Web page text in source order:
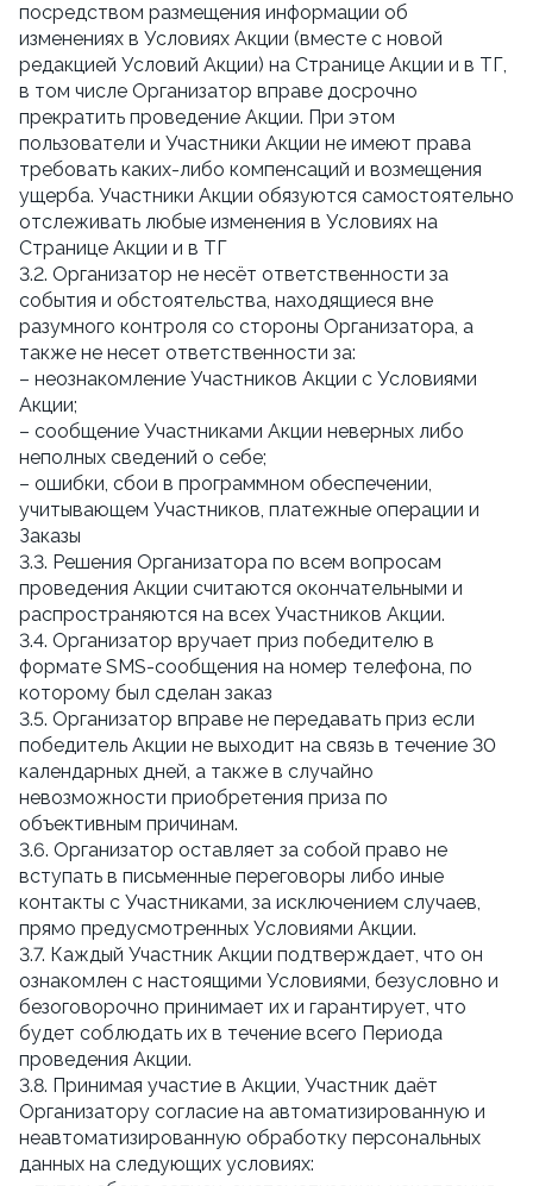
посредством размещения информации об
изменениях в Условиях Акции (вместе с новой
редакцией Условий Акции) на Странице Акции и в ТГ,
в том числе Организатор вправе досрочно
прекратить проведение Акции. При этом
пользователи и Участники Акции не имеют права
требовать каких-либо компенсаций и возмещения
ущерба. Участники Акции обязуются самостоятельно
отслеживать любые изменения в Условиях на
Странице Акции и в ТГ
3.2. Организатор не несёт ответственности за
события и обстоятельства, находящиеся вне
разумного контроля со стороны Организатора, а
также не несет ответственности за:
– неознакомление Участников Акции с Условиями
Акции;
– сообщение Участниками Акции неверных либо
неполных сведений о себе;
– ошибки, сбои в программном обеспечении,
учитывающем Участников, платежные операции и
Заказы
3.3. Решения Организатора по всем вопросам
проведения Акции считаются окончательными и
распространяются на всех Участников Акции.
3.4. Организатор вручает приз победителю в
формате SMS-сообщения на номер телефона, по
которому был сделан заказ
3.5. Организатор вправе не передавать приз если
победитель Акции не выходит на связь в течение 30
календарных дней, а также в случайно
невозможности приобретения приза по
объективным причинам.
3.6. Организатор оставляет за собой право не
вступать в письменные переговоры либо иные
контакты с Участниками, за исключением случаев,
прямо предусмотренных Условиями Акции.
3.7. Каждый Участник Акции подтверждает, что он
ознакомлен с настоящими Условиями, безусловно и
безоговорочно принимает их и гарантирует, что
будет соблюдать их в течение всего Периода
проведения Акции.
3.8. Принимая участие в Акции, Участник даёт
Организатору согласие на автоматизированную и
неавтоматизированную обработку персональных
данных на следующих условиях: